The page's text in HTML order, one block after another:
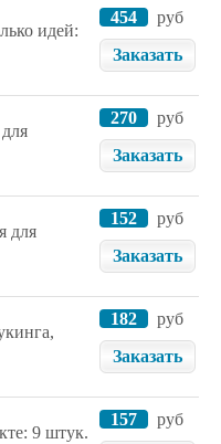
идей:
454
руб
Заказать
270
руб
Заказать
для
152
руб
Заказать
182
руб
Заказать
9 штук.
157
руб